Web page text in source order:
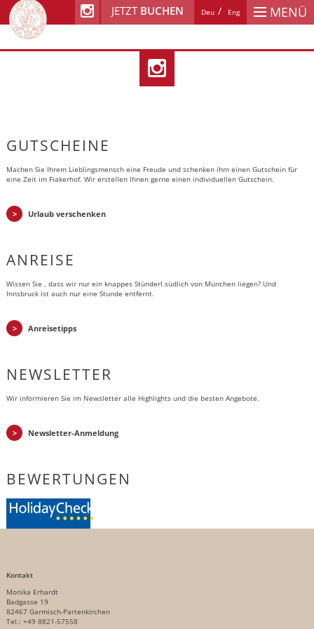
MENÜ
Deu Eng
JETZT BUCHEN
GUTSCHEINE
Machen Sie Ihrem Lieblingsmensch eine Freude und schenken ihm einen Gutschein für
eine Zeit im Fiakerhof. Wir erstellen Ihnen gerne einen individuellen Gutschein.
Urlaub verschenken
ANREISE
Wissen Sie , dass wir nur ein knappes Stünderl südlich von München liegen? Und
Innsbruck ist auch nur eine Stunde entfernt.
Anreisetipps
NEWSLETTER
Wir informieren Sie im Newsletter alle Highlights und die besten Angebote.
Newsletter-Anmeldung
BEWERTUNGEN
Kontakt
Monika Erhardt
Badgasse 19
82467 Garmisch-Partenkirchen
Tel.: +49 8821-57558